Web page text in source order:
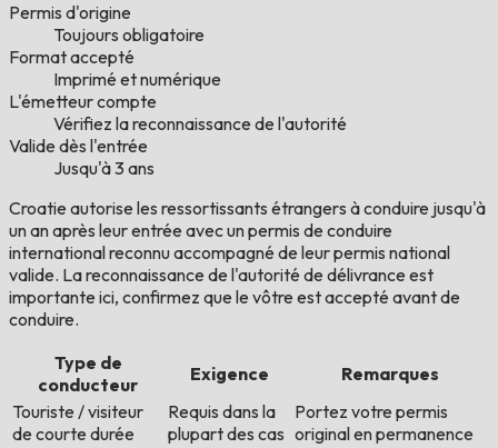
Permis d'origine
Toujours obligatoire
Format accepté
Imprimé et numérique
L'émetteur compte
Vérifiez la reconnaissance de l'autorité
Valide dès l'entrée
Jusqu'à 3 ans
Croatie autorise les ressortissants étrangers à conduire jusqu'à
un an après leur entrée avec un permis de conduire
international reconnu accompagné de leur permis national
valide. La reconnaissance de l'autorité de délivrance est
importante ici, confirmez que le vôtre est accepté avant de
conduire.
Type de
conducteur
Exigence
Remarques
Touriste / visiteur
de courte durée
Requis dans la
plupart des cas
Portez votre permis
original en permanence